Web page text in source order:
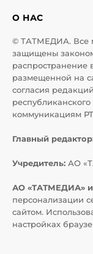
О НАС
© ТАТМЕДИА. Все
защищены
размещенной на
согласия
коммуникациям
Главный
Учредитель: АО
АО «ТАТМЕДИА»
персонализации
сайтом.
настройках